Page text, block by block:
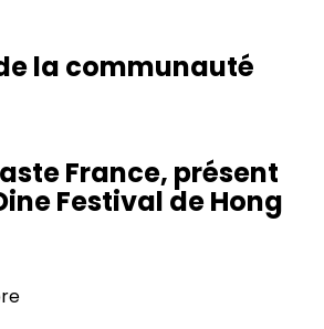
la communauté
France, présent
Festival de Hong